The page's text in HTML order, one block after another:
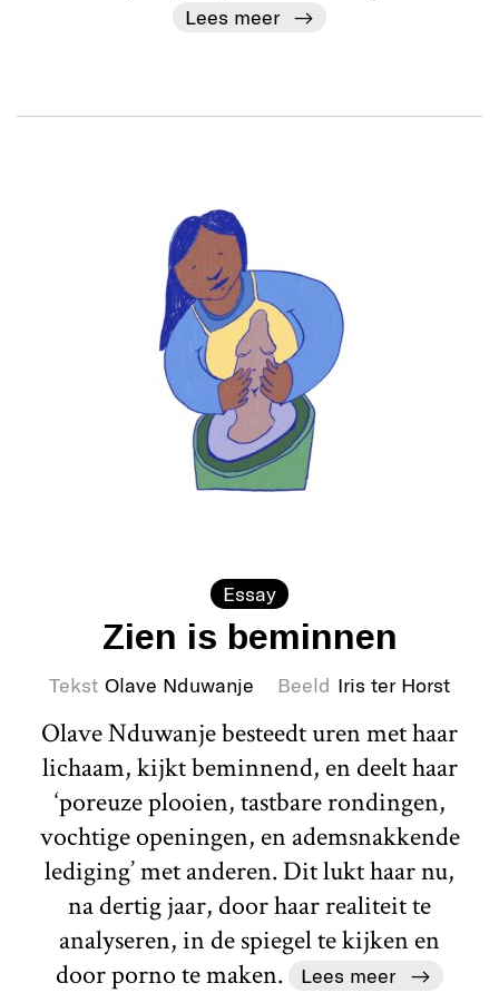
Lees meer
Essay
Zien is beminnen
Tekst Olave Nduwanje Beeld Iris ter Horst
Olave Nduwanje besteedt uren met haar
lichaam, kijkt beminnend, en deelt haar
‘poreuze plooien, tastbare rondingen,
vochtige openingen, en ademsnakkende
lediging’ met anderen. Dit lukt haar nu,
na dertig jaar, door haar realiteit te
analyseren, in de spiegel te kijken en
door porno te maken.
Lees meer